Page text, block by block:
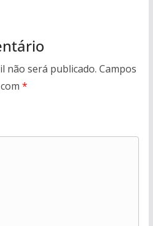
não será publicado. Campos
*